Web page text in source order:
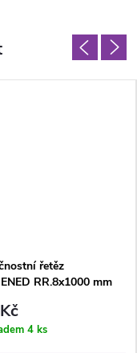
řetěz
RR.8x1000 mm
4 ks